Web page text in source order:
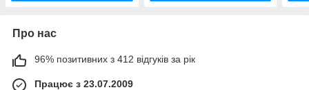
Про нас
96% позитивних з 412 відгуків за рік
Працює з 23.07.2009